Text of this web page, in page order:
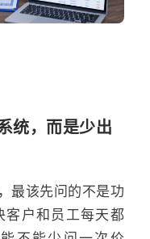
统，而是少出
最该先问的不是功
客户和员工每天都